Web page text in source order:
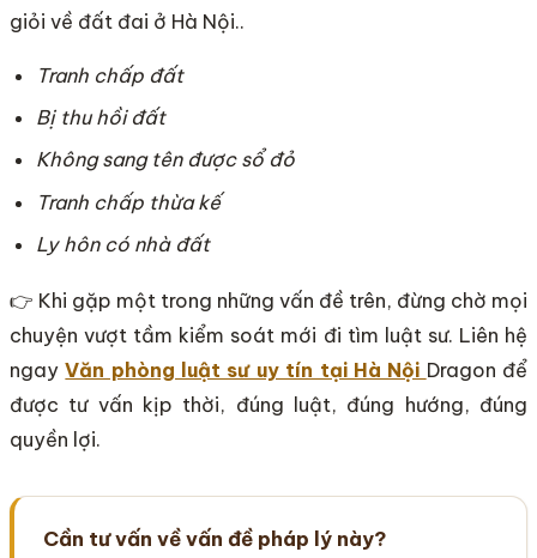
giỏi về đất đai ở Hà Nội..
Tranh chấp đất
Bị thu hồi đất
Không sang tên được sổ đỏ
Tranh chấp thừa kế
Ly hôn có nhà đất
👉 Khi gặp một trong những vấn đề trên, đừng chờ mọi
chuyện vượt tầm kiểm soát mới đi tìm luật sư. Liên hệ
ngayVăn phòng luật sư uy tín tại Hà Nội Dragon để
được tư vấn kịp thời, đúng luật, đúng hướng, đúng
quyền lợi.
Cần tư vấn về vấn đề pháp lý này?